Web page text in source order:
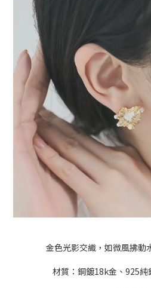
金色光影交織，如微風拂動
材質：銅鍍18k金、925純